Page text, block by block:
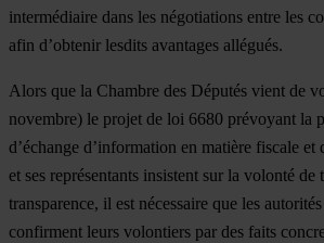
intermédiaire dans les négotiations entre les
afin d’obtenir lesdits avantages allégués.
Alors que la Chambre des Députés vient de
novembre) le projet de loi 6680 prévoyant la
d’échange d’information en matière fiscale et
et ses représentants insistent sur la volonté de
transparence, il est nécessaire que les
confirment leurs volontiers par des faits